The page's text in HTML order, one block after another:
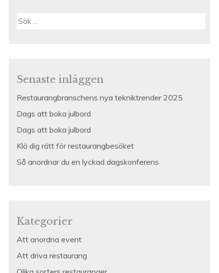
Sök
Senaste inläggen
Restaurangbranschens nya tekniktrender 2025
Dags att boka julbord
Dags att boka julbord
Klä dig rätt för restaurangbesöket
Så anordnar du en lyckad dagskonferens
Kategorier
Att anordna event
Att driva restaurang